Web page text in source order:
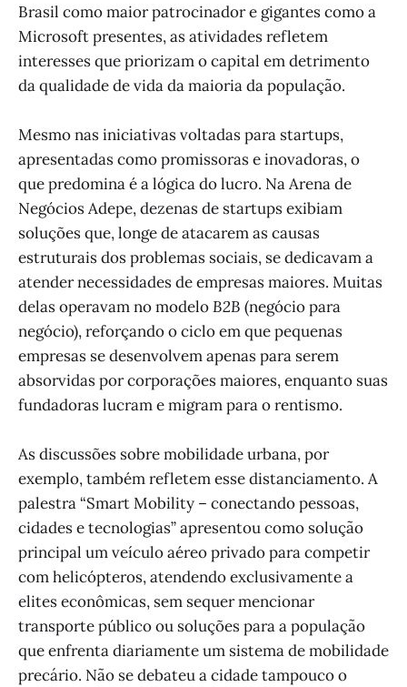
Brasil como maior patrocinador e gigantes como a
Microsoft presentes, as atividades refletem
interesses que priorizam o capital em detrimento
da qualidade de vida da maioria da população.
Mesmo nas iniciativas voltadas para startups,
apresentadas como promissoras e inovadoras, o
que predomina é a lógica do lucro. Na Arena de
Negócios Adepe, dezenas de startups exibiam
soluções que, longe de atacarem as causas
estruturais dos problemas sociais, se dedicavam a
atender necessidades de empresas maiores. Muitas
delas operavam no modeloB2B (negócio para
negócio), reforçando o ciclo em que pequenas
empresas se desenvolvem apenas para serem
absorvidas por corporações maiores, enquanto suas
fundadoras lucram e migram para o rentismo.
As discussões sobre mobilidade urbana, por
exemplo, também refletem esse distanciamento. A
palestra “Smart Mobility – conectando pessoas,
cidades e tecnologias” apresentou como solução
principal um veículo aéreo privado para competir
com helicópteros, atendendo exclusivamente a
elites econômicas, sem sequer mencionar
transporte público ou soluções para a população
que enfrenta diariamente um sistema de mobilidade
precário. Não se debateu a cidade tampouco o